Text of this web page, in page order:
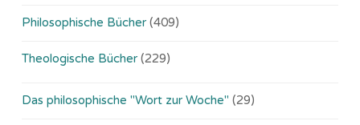
Philosophische Bücher (409)
Theologische Bücher (229)
Das philosophische "Wort zur Woche" (29)